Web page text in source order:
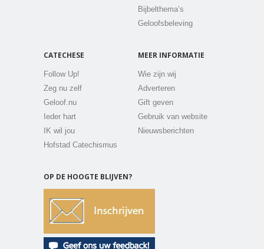
Bijbelthema’s
Geloofsbeleving
CATECHESE
Follow Up!
Zeg nu zelf
Geloof.nu
Ieder hart
IK wil jou
Hofstad Catechismus
MEER INFORMATIE
Wie zijn wij
Adverteren
Gift geven
Gebruik van website
Nieuwsberichten
OP DE HOOGTE BLIJVEN?